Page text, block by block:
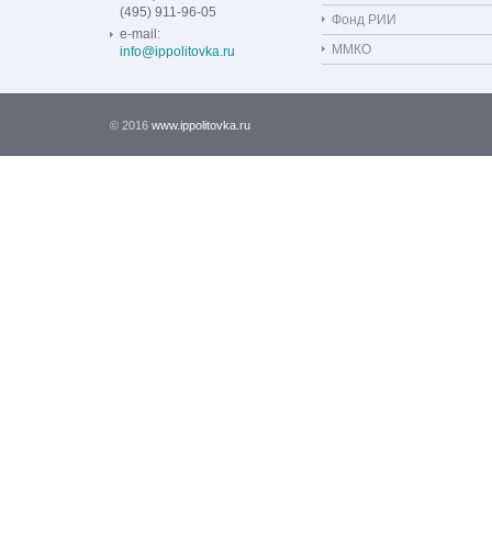
(495) 911-96-05
e-mail:
info@ippolitovka.ru
Фонд РИИ
ММКО
© 2016 www.ippolitovka.ru